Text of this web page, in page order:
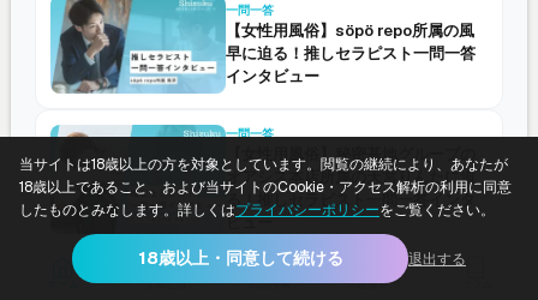
一問一答
【女性用風俗】söpö repo所属の風
早に迫る！推しセラピスト一問一答
インタビュー
一問一答
【女性用風俗】秘密基地グループの
オアシス本店所属の天宮りんたに迫
る！推しセラピスト一問一答インタ
ビュー
女風とは 店舗検索 体験談レポ
当サイトは18歳以上の方を対象としています。閲覧の継続により、あなたが
18歳以上であること、および当サイトのCookie・アクセス解析の利用に同意
したものとみなします。詳しくはプライバシーポリシーをご覧ください。
18歳以上・同意して続ける 退出する